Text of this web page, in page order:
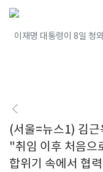
이재명 대통령이 8일 청
(서울=뉴스1) 김근
"취임 이후 처음으
합위기 속에서 협